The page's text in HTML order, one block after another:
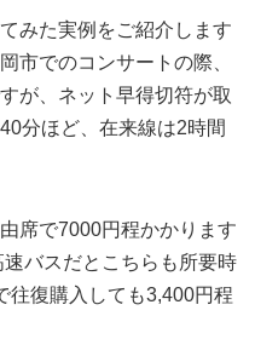
みた実例をご紹介します
市でのコンサートの際、
が、ネット早得切符が取
分ほど、在来線は2時間
席で7000円程かかります
バスだとこちらも所要時
往復購入しても3,400円程